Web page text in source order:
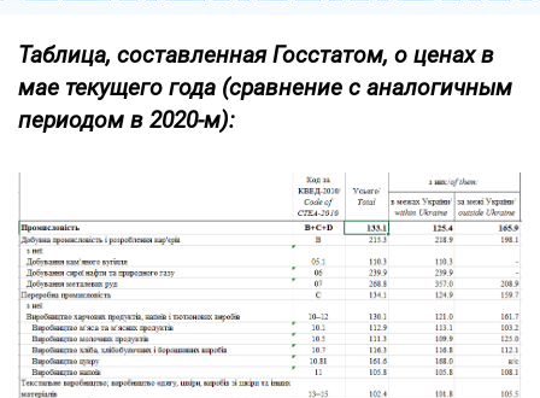
Таблица, составленная Госстатом, о ценах в
мае текущего года (сравнение с аналогичным
периодом в 2020-м):